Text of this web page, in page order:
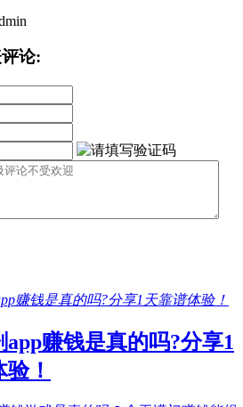
论:
app赚钱是真的吗?分享1
！